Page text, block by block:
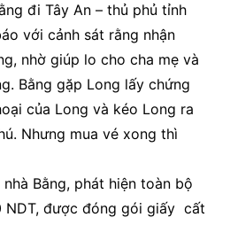
đi Tây An – thủ phủ tỉnh
với cảnh sát rằng nhận
nhờ giúp lo cho cha mẹ và
Bằng gặp Long lấy chứng
của Long và kéo Long ra
Nhưng mua vé xong thì
Bằng, phát hiện toàn bộ
được đóng gói giấy cất